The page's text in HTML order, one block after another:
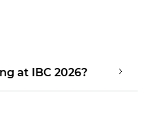
at IBC 2026?